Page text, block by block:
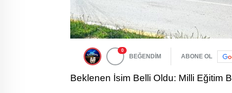
0
BEĞENDİM ABONE OL
Beklenen İsim Belli Oldu: Milli Eğitim